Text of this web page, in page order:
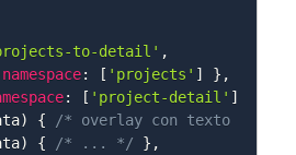
to-detail' ,
namespace: [ 'projects' ] } ,
: [ 'project-detail' ]
) { /* overlay con texto */
) { /* ... */ } ,